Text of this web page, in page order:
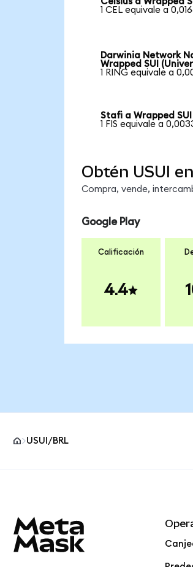
1 CEL equivale a
Darwinia Network
Wrapped SUI
1 RING equivale a
Stafi a Wrapped
1 FIS equivale a
Obtén USUI
Compra, vende,
Google Play
Calificación
4.4
USUI/BRL